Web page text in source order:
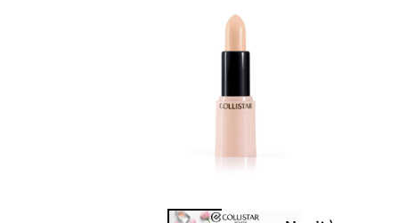
Detergenza
Trattamenti
nature